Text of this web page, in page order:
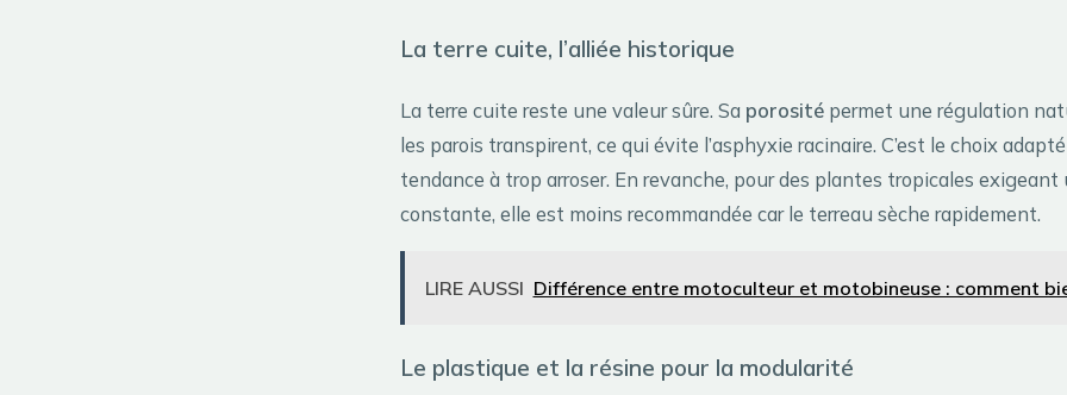
La terre cuite, l’alliée historique
La terre cuite reste une valeur sûre. Sa porosité permet une régulation
les parois transpirent, ce qui évite l’asphyxie racinaire. C’est le choix
tendance à trop arroser. En revanche, pour des plantes tropicales
constante, elle est moins recommandée car le terreau sèche rapidement.
LIRE AUSSI Différence entre motoculteur et motobineuse : comment
Le plastique et la résine pour la modularité